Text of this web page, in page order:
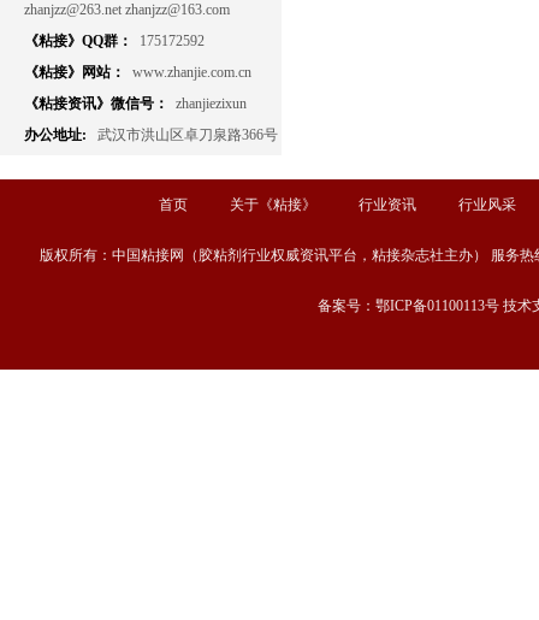
zhanjzz@263.net zhanjzz@163.com
《粘接》QQ群：
175172592
《粘接》网站：
www.zhanjie.com.cn
《粘接资讯》微信号：
zhanjiezixun
办公地址:
武汉市洪山区卓刀泉路366号
首页 关于《粘接》 行业资讯 行业风采
版权所有：中国粘接网（胶粘剂行业权威资讯平台，粘接杂志社主办） 服务热
备案号：鄂ICP备01100113号 技术